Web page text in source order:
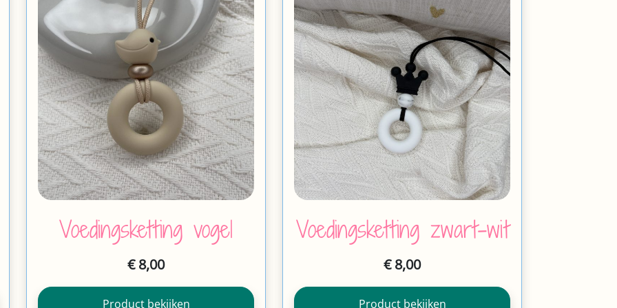
Voedingsketting vogel
€8,00
Product bekijken
Voedingsketting zwart-wit
€8,00
Product bekijken